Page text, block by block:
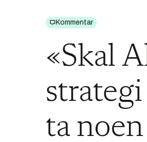
Kommentar
«Skal
ta